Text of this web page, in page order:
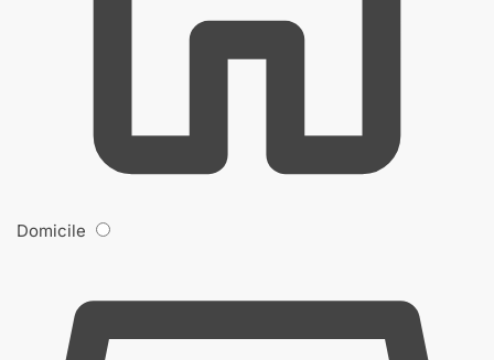
Domicile